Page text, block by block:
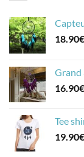
18.90€
Grand
16.90€
Tee
19.90€